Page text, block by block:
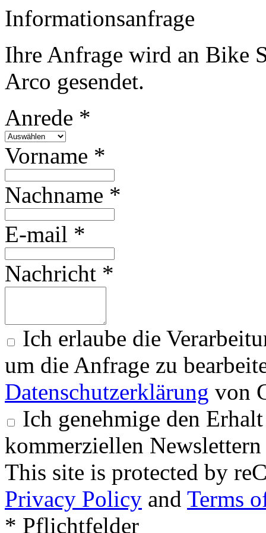
Informationsanfrage
Ihre Anfrage wird an Bike
Arco gesendet.
Anrede *
Vorname *
Nachname *
E-mail *
Nachricht *
Ich erlaube die
um die Anfrage zu
Datenschutzerklärung von
Ich genehmige den
kommerziellen
This site is protected by
Privacy Policy and Terms
* Pflichtfelder